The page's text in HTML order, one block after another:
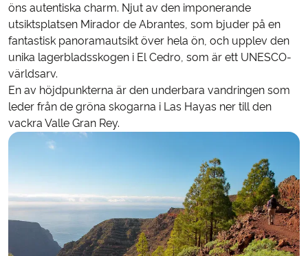
öns autentiska charm. Njut av den imponerande
utsiktsplatsen Mirador de Abrantes, som bjuder på en
fantastisk panoramautsikt över hela ön, och upplev den
unika lagerbladsskogen i El Cedro, som är ett UNESCO-
världsarv.
En av höjdpunkterna är den underbara vandringen som
leder från de gröna skogarna i Las Hayas ner till den
vackra Valle Gran Rey.